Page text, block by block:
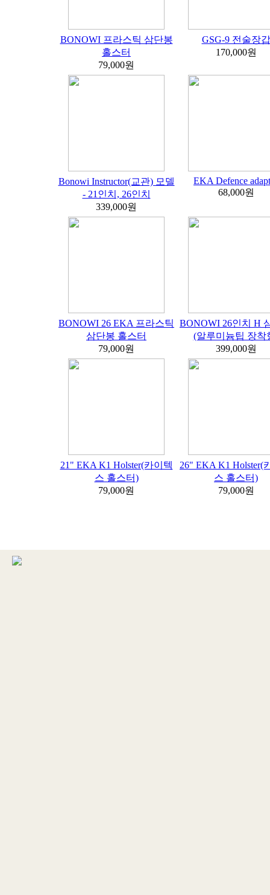
BONOWI 프라스틱 삼단봉
홀스터
79,000원
GSG-9 전술장갑
170,000원
Bonowi Instructor(교관) 모델
- 21인치, 26인치
339,000원
EKA Defence
68,000원
BONOWI 26 EKA 프라스틱
삼단봉 홀스터
79,000원
BONOWI 26인치 H
(알루미늄팁 장착
399,000원
21" EKA K1 Holster(카이텍
스 홀스터)
79,000원
26" EKA K1 Holster(
스 홀스터)
79,000원